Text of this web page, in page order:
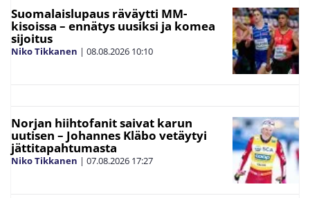
Suomalaislupaus räväytti MM-
kisoissa – ennätys uusiksi ja komea
sijoitus
Niko Tikkanen | 08.08.2026 10:10
Norjan hiihtofanit saivat karun
uutisen – Johannes Kläbo vetäytyi
jättitapahtumasta
Niko Tikkanen | 07.08.2026 17:27